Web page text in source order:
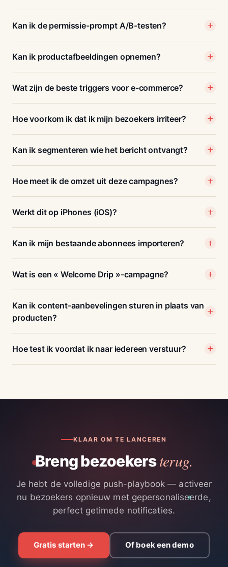
Kan ik de permissie-prompt A/B-testen?
Kan ik productafbeeldingen opnemen?
Wat zijn de beste triggers voor e-commerce?
Hoe voorkom ik dat ik mijn bezoekers irriteer?
Kan ik segmenteren wie het bericht ontvangt?
Hoe meet ik de omzet uit deze campagnes?
Werkt dit op iPhones (iOS)?
Kan ik mijn bestaande abonnees importeren?
Wat is een « Welcome Drip »-campagne?
Kan ik content-aanbevelingen sturen in plaats van
producten?
Hoe test ik voordat ik naar iedereen verstuur?
KLAAR OM TE LANCEREN
Breng bezoekersterug.
Je hebt de volledige push-playbook — activeer
nu bezoekers opnieuw met gepersonaliseerde,
perfect getimede notificaties.
Gratis starten → Of boek een demo